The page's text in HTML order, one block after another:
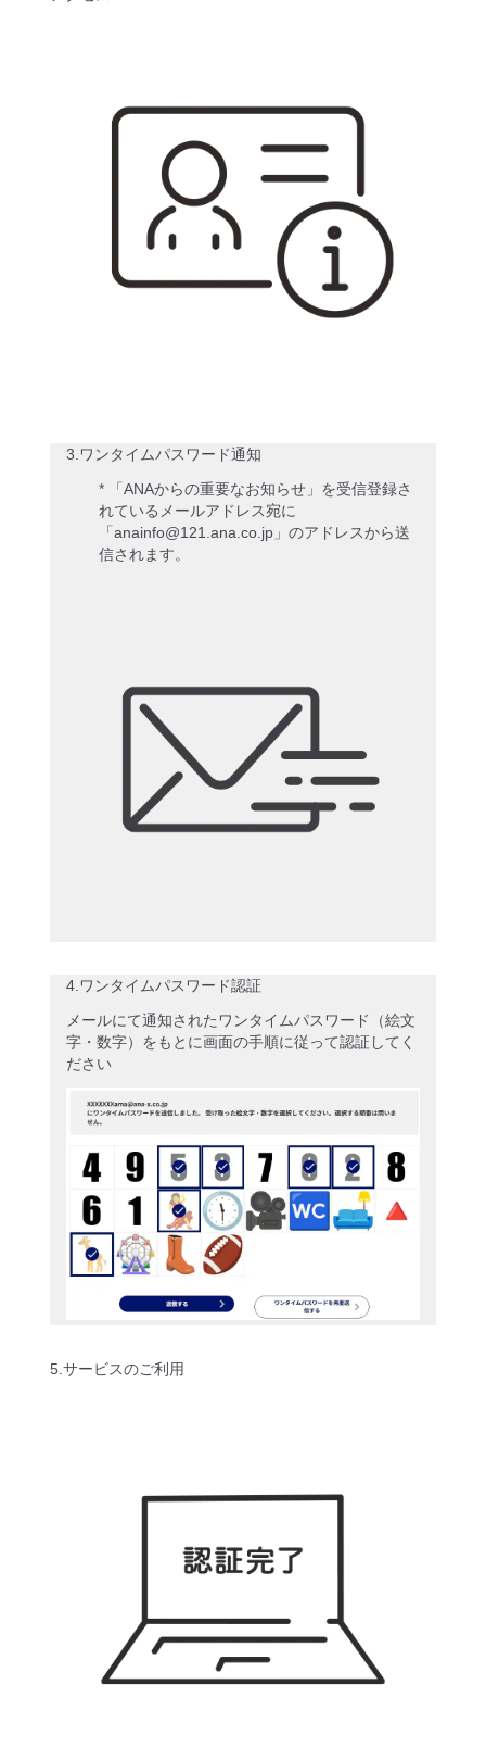
3.ワンタイムパスワード通知
* 「ANAからの重要なお知らせ」を受信登録さ
れているメールアドレス宛に
「anainfo@121.ana.co.jp」のアドレスから送
信されます。
4.ワンタイムパスワード認証
メールにて通知されたワンタイムパスワード（絵文
字・数字）をもとに画面の手順に従って認証してく
ださい
5.サービスのご利用